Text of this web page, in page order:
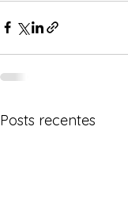
Posts recentes